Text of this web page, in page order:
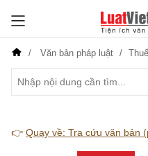
Văn bản pháp luật
👉 Quay về: Tra cứu văn bản